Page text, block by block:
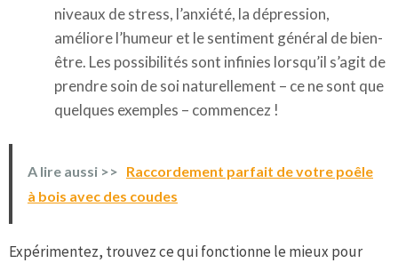
niveaux de stress, l’anxiété, la dépression,
améliore l’humeur et le sentiment général de bien-
être. Les possibilités sont infinies lorsqu’il s’agit de
prendre soin de soi naturellement – ce ne sont que
quelques exemples – commencez !
A lire aussi >> Raccordement parfait de votre poêle
à bois avec des coudes
Expérimentez, trouvez ce qui fonctionne le mieux pour